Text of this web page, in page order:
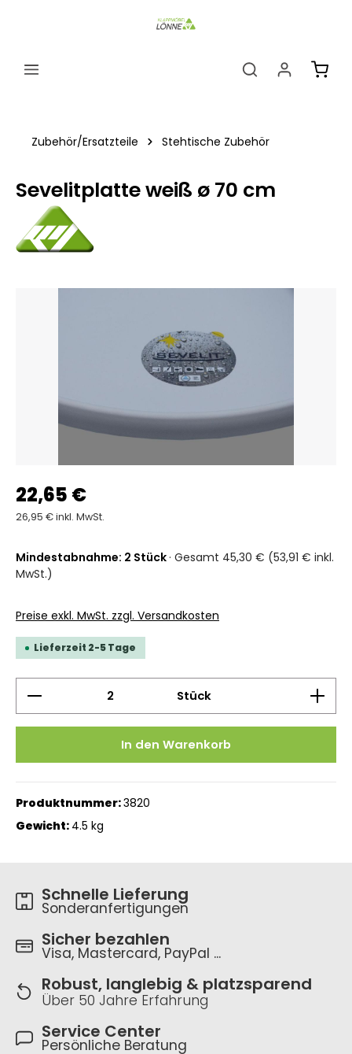
Zubehör/Ersatzteile Stehtische Zubehör
Sevelitplatte weiß ø 70 cm
22,65 €
26,95 € inkl. MwSt.
Mindestabnahme: 2 Stück · Gesamt 45,30 € (53,91 € inkl.
MwSt.)
Preise exkl. MwSt. zzgl. Versandkosten
Lieferzeit 2-5 Tage
Produkt Anzahl: Gib den gewünschten Wert
Stück
In den Warenkorb
Produktnummer:3820
Gewicht: 4.5 kg
Schnelle Lieferung
Sonderanfertigungen
Sicher bezahlen
Visa, Mastercard, PayPal ...
Robust, langlebig & platzsparend
Über 50 Jahre Erfahrung
Service Center
Persönliche Beratung